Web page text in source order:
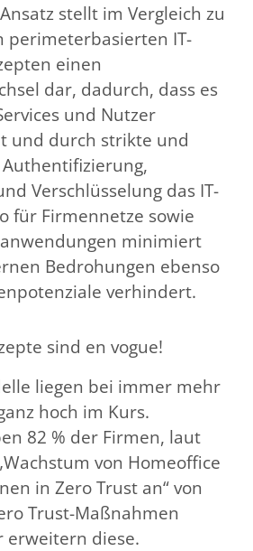
stellt im Vergleich zu
perimeterbasierten IT-
einen
dar, dadurch, dass es
und Nutzer
und durch strikte und
Verschlüsselung das IT-
für Firmennetze sowie
minimiert
Bedrohungen ebenso
verhindert.
sind en vogue!
liegen bei immer mehr
hoch im Kurs.
82 % der Firmen, laut
von Homeoffice
in Zero Trust an“ von
Trust-Maßnahmen
erweitern diese.